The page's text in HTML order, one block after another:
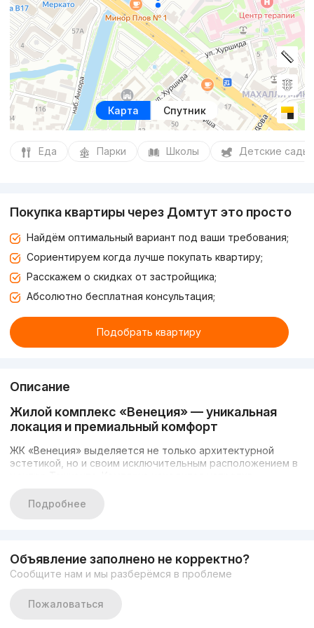
Карта Спутник
Еда Парки Школы Детские сады
Покупка квартиры через Домтут это просто
Найдём оптимальный вариант под ваши требования;
Сориентируем когда лучше покупать квартиру;
Расскажем о скидках от застройщика;
Абсолютно бесплатная консультация;
Подобрать квартиру
Описание
Жилой комплекс «Венеция» — уникальная
локация и премиальный комфорт
ЖК «Венеция» выделяется не только архитектурной
эстетикой, но и своим исключительным расположением в
который создаёт атмосферу спокойствия и гармонии.
Лаконичный и выразительный фасад здания выполнен в
Объект состоит из 26 этажей, где предусмотрены
пентхаусы на верхнем уровне, а также двухэтажные
уютной зоной отдыха для жителей: зелёные насаждения,
Подробнее
Объявление заполнено не корректно?
Сообщите нам и мы разберёмся в проблеме
Пожаловаться